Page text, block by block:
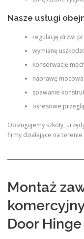
Nasze usługi
regulację drzwi
wymianę
konserwację
naprawę
spawanie
okresowe
Obsługujemy szkoły,
firmy działające na terenie
Montaż
Door